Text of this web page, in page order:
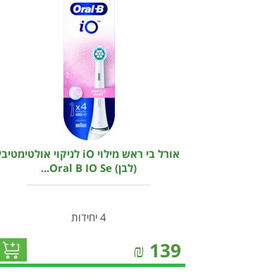
אורל בי ראש מילוי iO לניקוי אולטימטיבי
(לבן) Oral B IO Se...
4 יחידות
139
₪